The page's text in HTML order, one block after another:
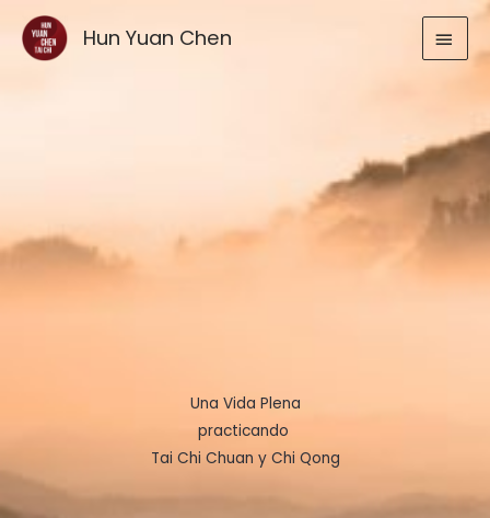
contenido
Hun Yuan Chen
Una Vida Plena
practicando
Tai Chi Chuan y Chi Qong